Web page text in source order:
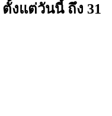
งแต่วันนี้ ถึง 31